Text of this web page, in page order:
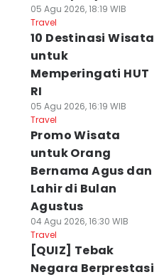
05 Agu 2026, 18:19 WIB
Travel
10 Destinasi Wisata
untuk
Memperingati HUT
RI
05 Agu 2026, 16:19 WIB
Travel
Promo Wisata
untuk Orang
Bernama Agus dan
Lahir di Bulan
Agustus
04 Agu 2026, 16:30 WIB
Travel
[QUIZ] Tebak
Negara Berprestasi